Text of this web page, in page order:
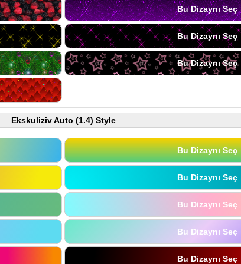
Bu Dizaynı Seç
Bu Dizaynı Seç
Bu Dizaynı Seç
Ekskuliziv Auto (1.4) Style
Bu Dizaynı Seç
Bu Dizaynı Seç
Bu Dizaynı Seç
Bu Dizaynı Seç
Bu Dizaynı Seç